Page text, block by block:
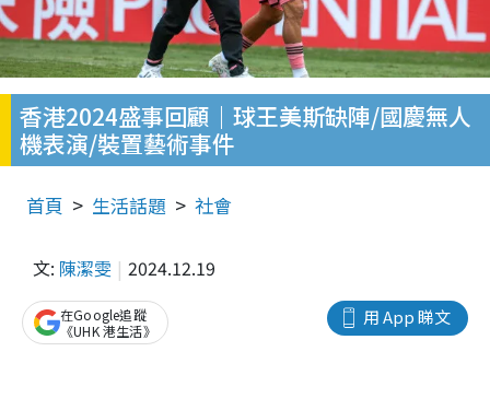
香港2024盛事回顧｜球王美斯缺陣/國慶無人
機表演/裝置藝術事件
首頁 生活話題 社會
文: 陳潔雯 2024.12.19
用 App 睇文
在Google追蹤
《UHK 港生活》